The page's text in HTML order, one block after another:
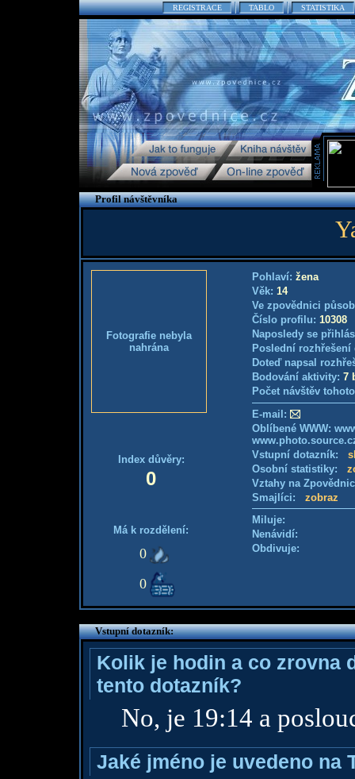
REGISTRACE TABLO STATISTIKA
Profil návštěvníka
Fotografie nebyla
nahrána
Index důvěry:
0
Má k rozdělení:
0
0
Pohlaví: žena
Věk: 14
Ve zpovědnici
Číslo profilu: 10308
Naposledy se
Poslední
Doteď napsal
Bodování aktivity: 7
Počet návštěv
E-mail:
Oblíbené WWW:
Vstupní dotazník:
Osobní statistiky:
Vztahy na
Smajlíci: zobraz
Miluje:
Nenávidí:
Obdivuje:
Vstupní dotazník:
Kolik je hodin a co zrovna
tento dotazník?
No, je 19:14 a
Jaké jméno je uvedeno na